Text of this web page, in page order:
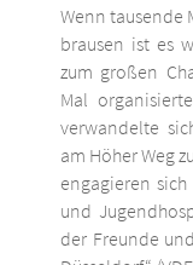
Wenn tausende
brausen ist es
zum großen
Mal
verwandelte
am Höher Weg
engagieren
und
der Freunde